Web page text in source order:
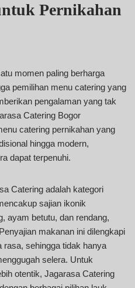
Pernikahan
momen paling berharga
pemilihan menu catering yang
pengalaman yang tak
Catering Bogor
catering pernikahan yang
hingga modern,
dapat terpenuhi.
Catering adalah kategori
sajian ikonik
ayam betutu, dan rendang,
makanan ini dilengkapi
sehingga tidak hanya
selera. Untuk
otentik, Jagarasa Catering